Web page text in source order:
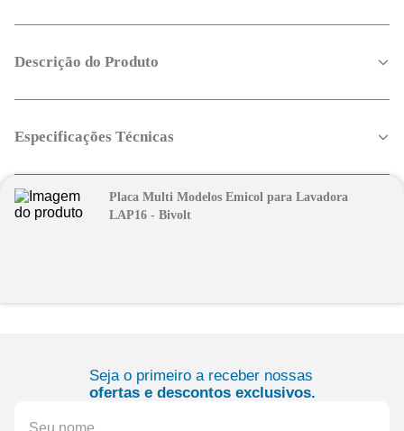
Descrição do Produto
Especificações Técnicas
Placa Multi Modelos Emicol para Lavadora
LAP16 - Bivolt
Seja o primeiro a receber nossas
ofertas e descontos exclusivos.